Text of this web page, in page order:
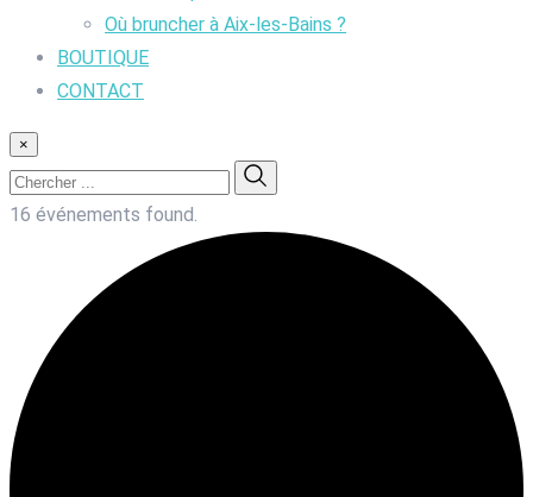
Où bruncher à Aix-les-Bains ?
BOUTIQUE
CONTACT
×
16 événements found.